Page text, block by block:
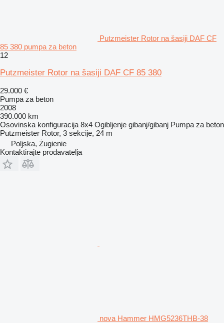
Putzmeister Rotor na šasiji DAF CF
85 380 pumpa za beton
12
Putzmeister Rotor na šasiji DAF CF 85 380
29.000 €
Pumpa za beton
2008
390.000 km
Osovinska konfiguracija 8x4 Ogibljenje gibanj/gibanj Pumpa za beton
Putzmeister Rotor, 3 sekcije, 24 m
Poljska, Żugienie
Kontaktirajte prodavatelja
nova Hammer HMG5236THB-38